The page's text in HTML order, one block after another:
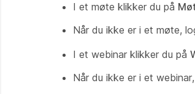
I et møte klikker du på
Når du ikke er i et møte,
I et webinar klikker du på
Når du ikke er i et